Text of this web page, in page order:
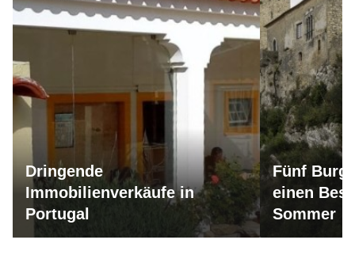
Dringende
Immobilienverkäufe in
Portugal
Fünf
einen
Sommer